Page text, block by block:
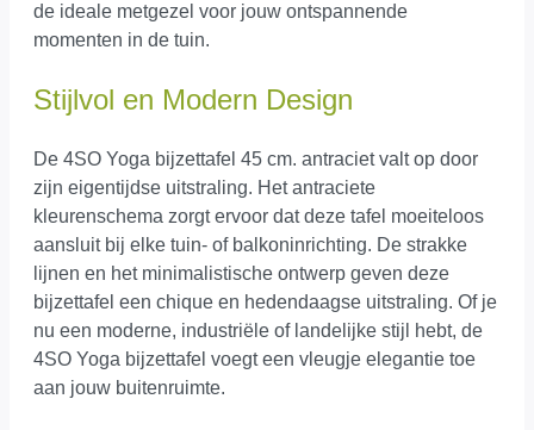
de ideale metgezel voor jouw ontspannende
momenten in de tuin.
Stijlvol en Modern Design
De 4SO Yoga bijzettafel 45 cm. antraciet valt op door
zijn eigentijdse uitstraling. Het antraciete
kleurenschema zorgt ervoor dat deze tafel moeiteloos
aansluit bij elke tuin- of balkoninrichting. De strakke
lijnen en het minimalistische ontwerp geven deze
bijzettafel een chique en hedendaagse uitstraling. Of je
nu een moderne, industriële of landelijke stijl hebt, de
4SO Yoga bijzettafel voegt een vleugje elegantie toe
aan jouw buitenruimte.